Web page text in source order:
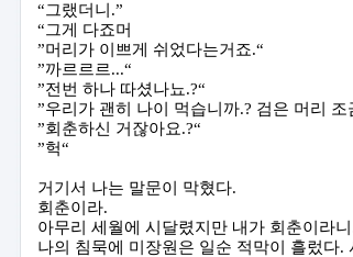
“그랬더니 .”
“그게 다죠머
”머리가 이쁘게 쉬었다는거죠.“
”까르르르...“
”전번 하나 따셨나뇨.?“
”우리가 괜히 나이 먹습니까.? 검은 머리 조
”회춘하신 거잖아요.?“
”헉“
거기서 나는 말문이 막혔다.
회춘이라.
아무리 세월에 시달렸지만 내가 회춘이라니
나의 침묵에 미장원은 일순 적막이 흘렀다.